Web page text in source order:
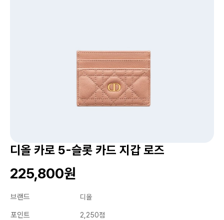
디올 카로 5-슬롯 카드 지갑 로즈
225,800원
브랜드 디올
포인트 2,250점